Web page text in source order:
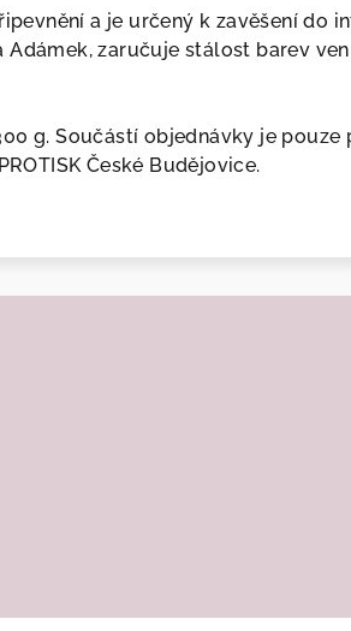
a je určený k zavěšení do
Adámek, zaručuje stálost barev
g. Součástí objednávky je
České Budějovice.